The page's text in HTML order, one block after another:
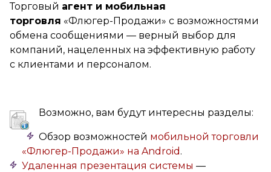
Торговый агент и мобильная
торговля «Флюгер-Продажи» с возможностями
обмена сообщениями — верный выбор для
компаний, нацеленных на эффективную работу
с клиентами и персоналом.
Возможно, вам будут интересны разделы:
Обзор возможностей мобильной торговли
«Флюгер-Продажи» на Android .
Удаленная презентация системы —